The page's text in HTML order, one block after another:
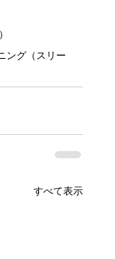
ング（スリー
すべて表示